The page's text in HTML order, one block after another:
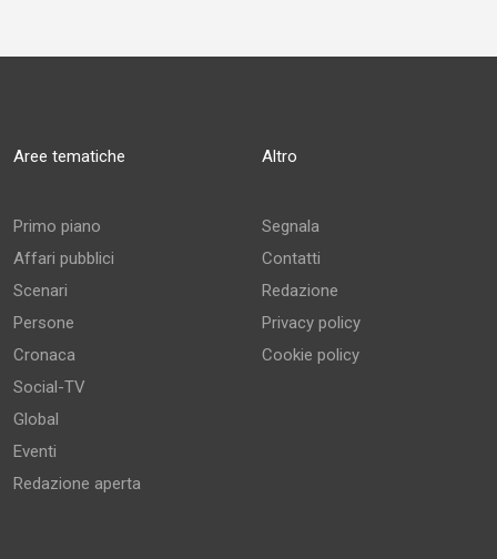
Aree tematiche
Primo piano
Affari pubblici
Scenari
Persone
Cronaca
Social-TV
Global
Eventi
Redazione aperta
Altro
Segnala
Contatti
Redazione
Privacy policy
Cookie policy